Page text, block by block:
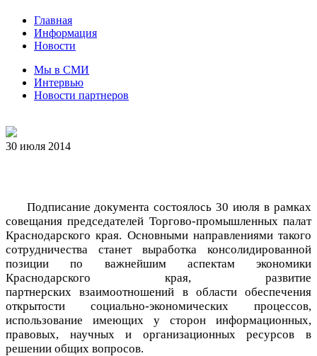
Главная
Информация
Новости
Мы в СМИ
Интервью
Новости партнеров
30 июля 2014
Подписание документа состоялось 30 июля в рамках
совещания председателей Торгово-промышленных палат
Краснодарского края. Основными направлениями такого
сотрудничества станет выработка консолидированной
позиции по важнейшим аспектам экономики
Краснодарского края, развитие
партнерских взаимоотношений в области обеспечения
открытости социально-экономических процессов,
использование имеющих у сторон информационных,
правовых, научных и организационных ресурсов в
решении общих вопросов.